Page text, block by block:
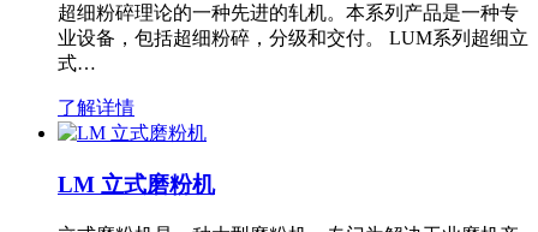
超细粉碎理论的一种先进的轧机。本系列产品是一种专
业设备，包括超细粉碎，分级和交付。 LUM系列超细立
式…
了解详情
LM 立式磨粉机